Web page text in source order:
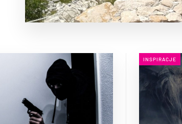
INSPIRACJE